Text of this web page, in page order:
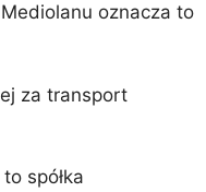
oznacza to
za transport
spółka